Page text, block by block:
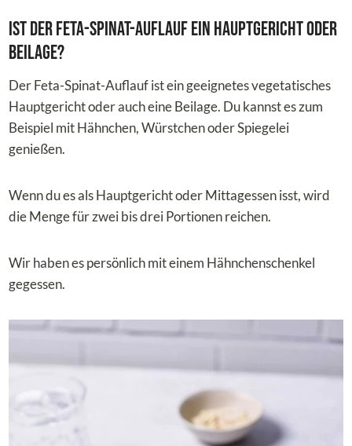
Ist der Feta-Spinat-Auflauf ein Hauptgericht oder
Beilage?
Der Feta-Spinat-Auflauf ist ein geeignetes vegetatisches
Hauptgericht oder auch eine Beilage. Du kannst es zum
Beispiel mit Hähnchen, Würstchen oder Spiegelei
genießen.
Wenn du es als Hauptgericht oder Mittagessen isst, wird
die Menge für zwei bis drei Portionen reichen.
Wir haben es persönlich mit einem Hähnchenschenkel
gegessen.